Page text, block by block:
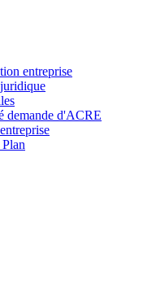
entreprise
demande d'ACRE